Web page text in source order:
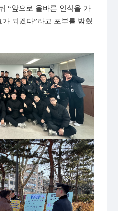
“앞으로 올바른 인식을 가
가 되겠다”라고 포부를 밝혔